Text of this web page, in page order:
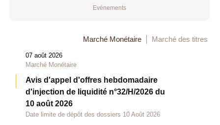
Evénements
Marché Monétaire Marché des titres
07 août 2026
Marché Monétaire
Avis d'appel d'offres hebdomadaire
d'injection de liquidité n°32/H/2026 du
10 août 2026
Date limite de dépôt des dossiers 10 Août 2026